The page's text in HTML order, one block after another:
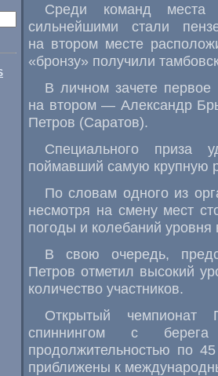
Среди команд места
сильнейшими стали
на втором месте
«бронзу» получили
В личном зачете
на втором — Александр
Петров (Саратов).
Специального приза
поймавший самую крупную
По словам одного из
несмотря на смену мест
погоды и колебаний
В свою очередь,
Петров отметил высокий
количество участников.
Открытый
спиннингом с
продолжительностью по
приближены к